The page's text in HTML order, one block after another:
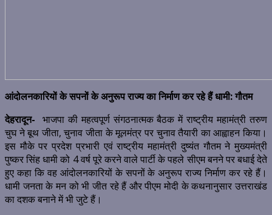
आंदोलनकारियों के सपनों के अनुरूप राज्य का निर्माण कर रहे हैं धामी: गौतम
देहरादून- भाजपा की महत्वपूर्ण संगठनात्मक बैठक में राष्ट्रीय महामंत्री तरुण
चुघ ने बूथ जीता, चुनाव जीता के मूलमंत्र पर चुनाव तैयारी का आह्वाहन किया।
इस मौके पर प्रदेश प्रभारी एवं राष्ट्रीय महामंत्री दुष्यंत गौतम ने मुख्यमंत्री
पुष्कर सिंह धामी को 4 वर्ष पूरे करने वाले पार्टी के पहले सीएम बनने पर बधाई देते
हुए कहा कि वह आंदोलनकारियों के सपनों के अनुरूप राज्य निर्माण कर रहे हैं।
धामी जनता के मन को भी जीत रहे हैं और पीएम मोदी के कथनानुसार उत्तराखंड
का दशक बनाने में भी जुटे हैं।